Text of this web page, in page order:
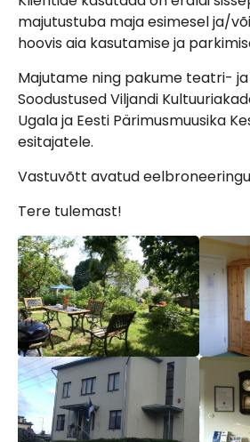
majutustuba maja esimesel ja/
hoovis aia kasutamise ja
Majutame ning pakume teatri-
Soodustused Viljandi
Ugala ja Eesti Pärimusmuusika
esitajatele.
Vastuvõtt avatud
Tere tulemast!